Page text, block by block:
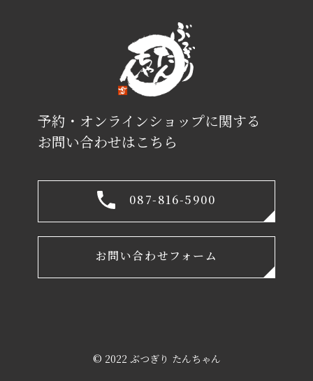
予約・オンラインショップに関する
お問い合わせはこちら
087-816-5900
お問い合わせフォーム
© 2022 ぶつぎり たんちゃん